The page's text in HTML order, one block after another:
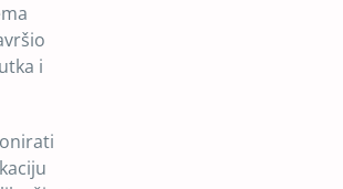
i